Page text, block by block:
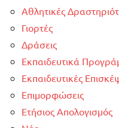
Αθλητικές
Γιορτές
Δράσεις
Εκπαιδευτικά
Εκπαιδευτικές
Επιμορφώσεις
Ετήσιος Απολογισμός